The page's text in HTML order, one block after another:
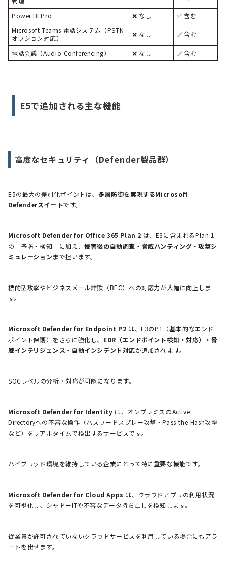
Power BI Pro ❌ なし
✅ 含む
Microsoft Teams 電話システム（PSTN
オプション対応）
❌ なし ✅ 含む
電話会議（Audio Conferencing） ❌ なし ✅ 含む
E5で追加される主な機能
高度なセキュリティ（Defender製品群）
E5の最大の差別化ポイントは、 多層防御を実現するMicrosoft
Defenderスイートです。
Microsoft Defender for Office 365 Plan 2 は、E3に含まれるPlan 1
の「予防・検知」に加え、侵害後の自動調査・脅威ハンティング・攻撃シ
ミュレーションまで担います。
標的型攻撃やビジネスメール詐欺（BEC）への対応力が大幅に向上しま
す。
Microsoft Defender for Endpoint P2 は、E3のP1（基本的なエンド
ポイント保護）をさらに強化し、 EDR（エンドポイント検知・対応）・脅
威インテリジェンス・自動インシデント対応が追加されます。
SOCレベルの分析・対応が可能になります。
Microsoft Defender for Identity は、オンプレミスのActive
Directoryへの不審な操作（パスワードスプレー攻撃・Pass-the-Hash攻撃
など）をリアルタイムで検出するサービスです。
ハイブリッド環境を維持している企業にとって特に重要な機能です。
Microsoft Defender for Cloud Apps は、クラウドアプリの利用状況
を可視化し、シャドーITや不審なデータ持ち出しを検知します。
従業員が許可されていないクラウドサービスを利用している場合にもアラ
ートを出せます。